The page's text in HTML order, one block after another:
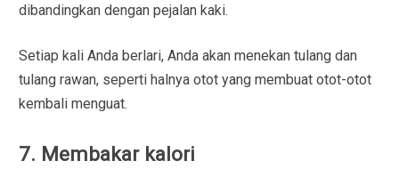
dibandingkan dengan pejalan kaki.
Setiap kali Anda berlari, Anda akan menekan tulang dan
tulang rawan, seperti halnya otot yang membuat otot-otot
kembali menguat.
7. Membakar kalori